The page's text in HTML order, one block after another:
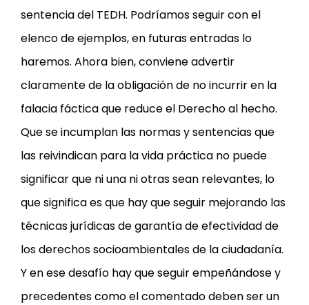
sentencia del TEDH. Podríamos seguir con el
elenco de ejemplos, en futuras entradas lo
haremos. Ahora bien, conviene advertir
claramente de la obligación de no incurrir en la
falacia fáctica que reduce el Derecho al hecho.
Que se incumplan las normas y sentencias que
las reivindican para la vida práctica no puede
significar que ni una ni otras sean relevantes, lo
que significa es que hay que seguir mejorando las
técnicas jurídicas de garantía de efectividad de
los derechos socioambientales de la ciudadanía.
Y en ese desafío hay que seguir empeñándose y
precedentes como el comentado deben ser un